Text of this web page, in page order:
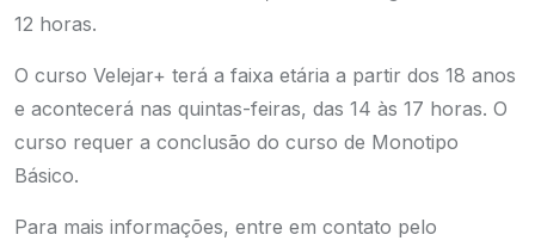
12 horas.
O curso Velejar+ terá a faixa etária a partir dos 18 anos
e acontecerá nas quintas-feiras, das 14 às 17 horas. O
curso requer a conclusão do curso de Monotipo
Básico.
Para mais informações, entre em contato pelo